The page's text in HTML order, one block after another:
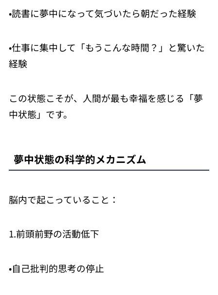
•読書に夢中になって気づいたら朝だった経験
•仕事に集中して「もうこんな時間？」と驚いた
経験
この状態こそが、人間が最も幸福を感じる「夢
中状態」です。
夢中状態の科学的メカニズム
脳内で起こっていること：
1.前頭前野の活動低下
•自己批判的思考の停止